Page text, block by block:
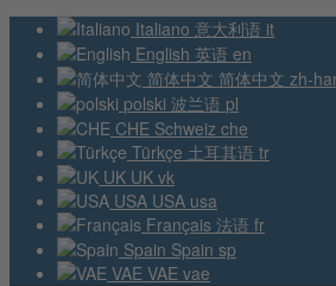
Italiano 意大利语 it
English 英语 en
简体中文 简体中文 zh-
polski 波兰语 pl
CHE Schweiz che
Türkçe 土耳其语 tr
UK UK vk
USA USA usa
Français 法语 fr
Spain Spain sp
VAE VAE vae